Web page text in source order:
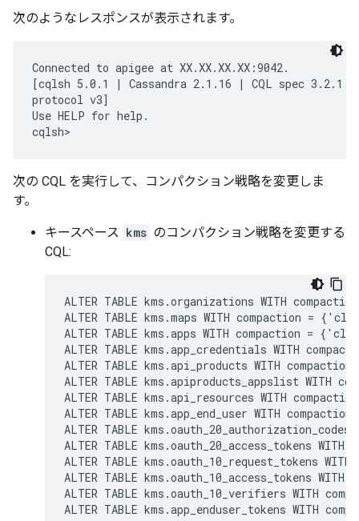
次のようなレスポンスが表示されます。
Connected to apigee at XX.XX.XX.XX:9042.
[cqlsh 5.0.1 | Cassandra 2.1.16 | CQL spec 3.2.1
protocol v3]
Use HELP for help.
cqlsh>
次の CQL を実行して、コンパクション戦略を変更しま
す。
キースペース kms のコンパクション戦略を変更する
CQL:
ALTER TABLE kms.organizations WITH
ALTER TABLE kms.maps WITH compaction =
ALTER TABLE kms.apps WITH compaction =
ALTER TABLE kms.app_credentials WITH
ALTER TABLE kms.api_products WITH
ALTER TABLE kms.apiproducts_appslist
ALTER TABLE kms.api_resources WITH
ALTER TABLE kms.app_end_user WITH
ALTER TABLE
ALTER TABLE kms.oauth_20_access_tokens
ALTER TABLE kms.oauth_10_request_tokens
ALTER TABLE kms.oauth_10_access_tokens
ALTER TABLE kms.oauth_10_verifiers WITH
ALTER TABLE kms.app_enduser_tokens